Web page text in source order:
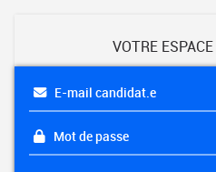
VOTRE ESPACE
E-mail candidat.e
Mot de passe